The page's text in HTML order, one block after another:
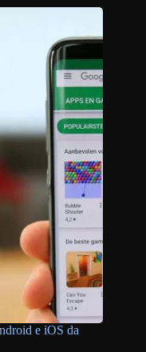
e iOS da